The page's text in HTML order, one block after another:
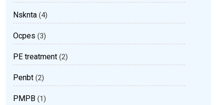
Nsknta(4)
Ocpes(3)
PE treatment(2)
Penbt(2)
PMPB(1)